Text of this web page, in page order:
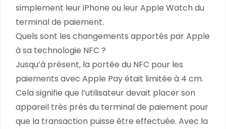
simplement leur iPhone ou leur Apple Watch du
terminal de paiement.
Quels sont les changements apportés par Apple
à sa technologie NFC ?
Jusqu’à présent, la portée du NFC pour les
paiements avec Apple Pay était limitée à 4 cm.
Cela signifie que l’utilisateur devait placer son
appareil très près du terminal de paiement pour
que la transaction puisse être effectuée. Avec la